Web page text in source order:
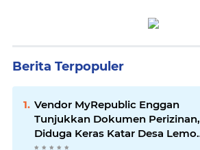
Berita Terpopuler
Vendor MyRepublic Enggan
Tunjukkan Dokumen Perizinan,
Diduga Keras Katar Desa Lemo